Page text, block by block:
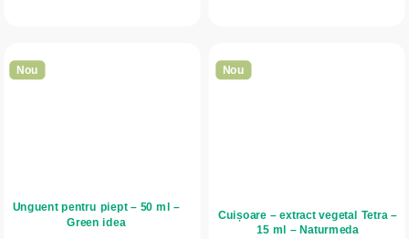
Nou
Unguent pentru piept – 50 ml –
Green idea
Nou
Cuișoare – extract vegetal Tetra –
15 ml – Naturmeda